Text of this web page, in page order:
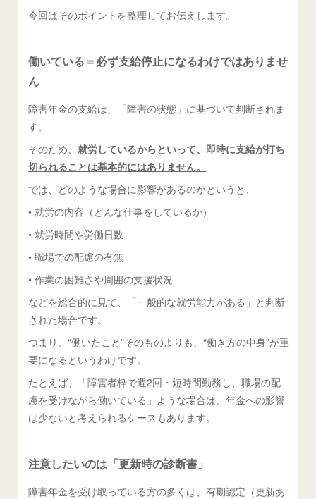
今回はそのポイントを整理してお伝えします。
働いている＝必ず支給停止になるわけではありませ
ん
障害年金の支給は、「障害の状態」に基づいて判断されま
す。
そのため、就労しているからといって、即時に支給が打ち
切られることは基本的にはありません。
では、どのような場合に影響があるのかというと、
• 就労の内容（どんな仕事をしているか）
• 就労時間や労働日数
• 職場での配慮の有無
• 作業の困難さや周囲の支援状況
などを総合的に見て、「一般的な就労能力がある」と判断
された場合です。
つまり、“働いたこと”そのものよりも、“働き方の中身”が重
要になるというわけです。
たとえば、「障害者枠で週2回・短時間勤務し、職場の配
慮を受けながら働いている」ような場合は、年金への影響
は少ないと考えられるケースもあります。
注意したいのは「更新時の診断書」
障害年金を受け取っている方の多くは、有期認定（更新あ